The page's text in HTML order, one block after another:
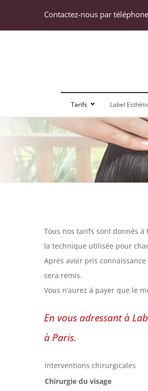
Contactez-nous par
Tarifs Label
Tous nos tarifs sont donnés
la technique utilisée pour
Après avoir pris
sera remis.
Vous n’aurez à payer que le
En vous adressant à
à Paris.
Interventions chirurgicales
Chirurgie du visage